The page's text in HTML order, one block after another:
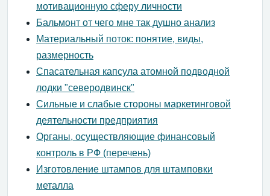
мотивационную сферу личности
Бальмонт от чего мне так душно анализ
Материальный поток: понятие, виды,
размерность
Спасательная капсула атомной подводной
лодки "северодвинск"
Сильные и слабые стороны маркетинговой
деятельности предприятия
Органы, осуществляющие финансовый
контроль в РФ (перечень)
Изготовление штампов для штамповки
металла